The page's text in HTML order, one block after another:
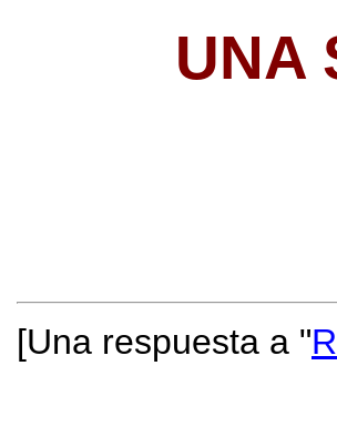
UNA
[Una respuesta a "